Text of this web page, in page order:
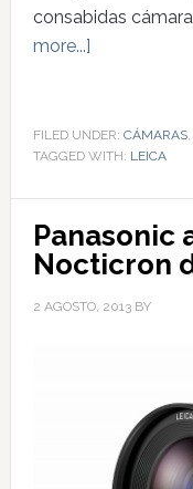
consabidas
more...]
FILED UNDER: CÁMARAS,
TAGGED WITH: LEICA
Panasonic
Nocticron
2 AGOSTO, 2013BY